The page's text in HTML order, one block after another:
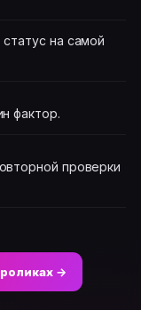
на самой
фактор.
проверки
→